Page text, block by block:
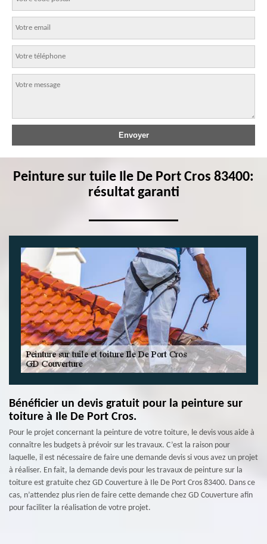
Peinture sur tuile Ile De Port Cros 83400:
résultat garanti
Bénéficier un devis gratuit pour la peinture sur
toiture à Ile De Port Cros.
Pour le projet concernant la peinture de votre toiture, le devis vous aide à
connaître les budgets à prévoir sur les travaux. C’est la raison pour
laquelle, il est nécessaire de faire une demande devis si vous avez un projet
à réaliser. En fait, la demande devis pour les travaux de peinture sur la
toiture est gratuite chez GD Couverture à Ile De Port Cros 83400. Dans ce
cas, n’attendez plus rien de faire cette demande chez GD Couverture afin
pour faciliter la réalisation de votre projet.